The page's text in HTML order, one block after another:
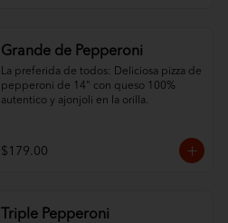
Grande de Pepperoni
La preferida de todos: Deliciosa pizza de
pepperoni de 14" con queso 100%
autentico y ajonjoli en la orilla.
$179.00
Triple Pepperoni